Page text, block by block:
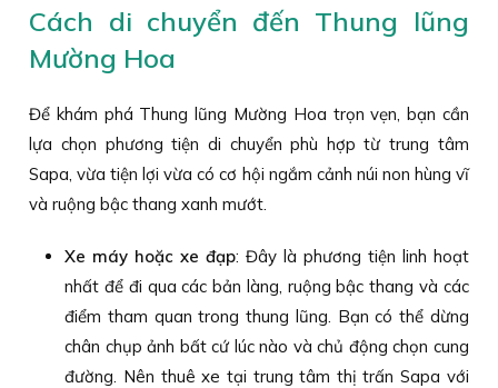
Cách di chuyển đến Thung lũng
Mường Hoa
Để khám phá Thung lũng Mường Hoa trọn vẹn, bạn cần
lựa chọn phương tiện di chuyển phù hợp từ trung tâm
Sapa, vừa tiện lợi vừa có cơ hội ngắm cảnh núi non hùng vĩ
và ruộng bậc thang xanh mướt.
Xe máy hoặc xe đạp: Đây là phương tiện linh hoạt
nhất để đi qua các bản làng, ruộng bậc thang và các
điểm tham quan trong thung lũng. Bạn có thể dừng
chân chụp ảnh bất cứ lúc nào và chủ động chọn cung
đường. Nên thuê xe tại trung tâm thị trấn Sapa với